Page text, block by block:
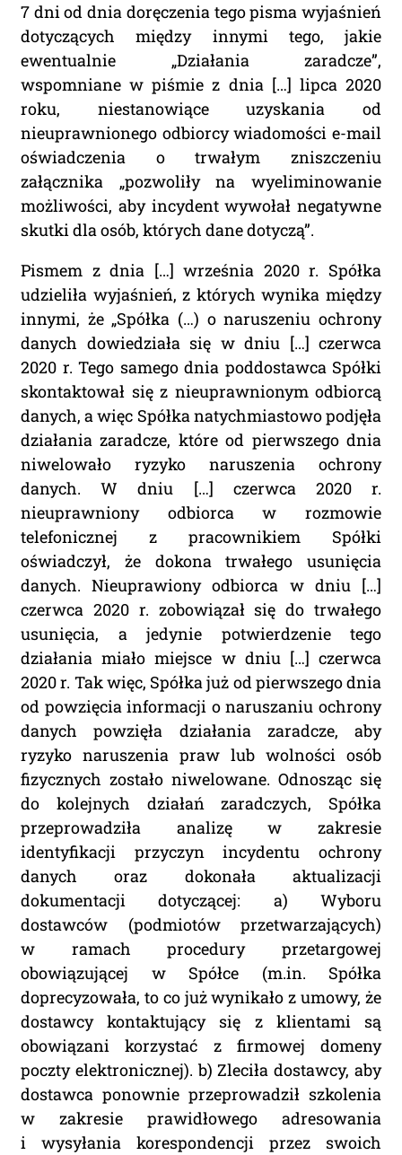
7 dni od dnia doręczenia tego pisma wyjaśnień
dotyczących między innymi tego, jakie
ewentualnie „Działania zaradcze”,
wspomniane w piśmie z dnia […] lipca 2020
roku, niestanowiące uzyskania od
nieuprawnionego odbiorcy wiadomości e-mail
oświadczenia o trwałym zniszczeniu
załącznika „pozwoliły na wyeliminowanie
możliwości, aby incydent wywołał negatywne
skutki dla osób, których dane dotyczą”.
Pismem z dnia […] września 2020 r. Spółka
udzieliła wyjaśnień, z których wynika między
innymi, że „Spółka (…) o naruszeniu ochrony
danych dowiedziała się w dniu […] czerwca
2020 r. Tego samego dnia poddostawca Spółki
skontaktował się z nieuprawnionym odbiorcą
danych, a więc Spółka natychmiastowo podjęła
działania zaradcze, które od pierwszego dnia
niwelowało ryzyko naruszenia ochrony
danych. W dniu […] czerwca 2020 r.
nieuprawniony odbiorca w rozmowie
telefonicznej z pracownikiem Spółki
oświadczył, że dokona trwałego usunięcia
danych. Nieuprawiony odbiorca w dniu […]
czerwca 2020 r. zobowiązał się do trwałego
usunięcia, a jedynie potwierdzenie tego
działania miało miejsce w dniu […] czerwca
2020 r. Tak więc, Spółka już od pierwszego dnia
od powzięcia informacji o naruszaniu ochrony
danych powzięła działania zaradcze, aby
ryzyko naruszenia praw lub wolności osób
fizycznych zostało niwelowane. Odnosząc się
do kolejnych działań zaradczych, Spółka
przeprowadziła analizę w zakresie
identyfikacji przyczyn incydentu ochrony
danych oraz dokonała aktualizacji
dokumentacji dotyczącej: a) Wyboru
dostawców (podmiotów przetwarzających)
w ramach procedury przetargowej
obowiązującej w Spółce (m.in. Spółka
doprecyzowała, to co już wynikało z umowy, że
dostawcy kontaktujący się z klientami są
obowiązani korzystać z firmowej domeny
poczty elektronicznej). b) Zleciła dostawcy, aby
dostawca ponownie przeprowadził szkolenia
w zakresie prawidłowego adresowania
i wysyłania korespondencji przez swoich